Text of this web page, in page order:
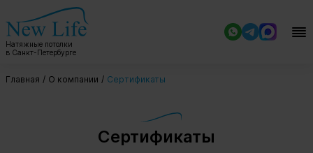
Натяжные потолки
в Санкт-Петербурге
Главная О компании Сертификаты
Сертификаты